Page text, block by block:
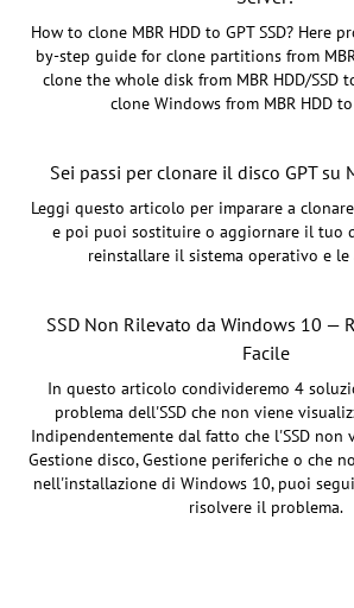
How to clone MBR HDD to GPT SSD? Here
by-step guide for clone partitions from
clone the whole disk from MBR HDD/SSD
clone Windows from MBR HDD to
Sei passi per clonare il disco GPT su
Leggi questo articolo per imparare a
e poi puoi sostituire o aggiornare il tuo
reinstallare il sistema operativo e
SSD Non Rilevato da Windows 10 —
Facile
In questo articolo condivideremo 4
problema dell'SSD che non viene
Indipendentemente dal fatto che l'SSD non
Gestione disco, Gestione periferiche o che
nell'installazione di Windows 10, puoi
risolvere il problema.